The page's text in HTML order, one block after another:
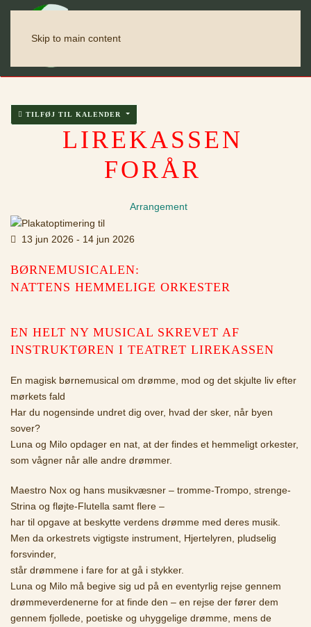
Skip to main content
TILFØJ TIL KALENDER
LIREKASSEN
FORÅR
Arrangement
13 jun 2026 - 14 jun 2026
BØRNEMUSICALEN:
NATTENS HEMMELIGE ORKESTER
EN HELT NY MUSICAL SKREVET AF
INSTRUKTØREN I TEATRET LIREKASSEN
En magisk børnemusical om drømme, mod og det skjulte liv efter
mørkets fald
Har du nogensinde undret dig over, hvad der sker, når byen
sover?
Luna og Milo opdager en nat, at der findes et hemmeligt orkester,
som vågner når alle andre drømmer.
Maestro Nox og hans musikvæsner – tromme-Trompo, strenge-
Strina og fløjte-Flutella samt flere –
har til opgave at beskytte verdens drømme med deres musik.
Men da orkestrets vigtigste instrument, Hjertelyren, pludselig
forsvinder,
står drømmene i fare for at gå i stykker.
Luna og Milo må begive sig ud på en eventyrlig rejse gennem
drømmeverdenerne for at finde den – en rejse der fører dem
gennem fjollede, poetiske og uhyggelige drømme, mens de